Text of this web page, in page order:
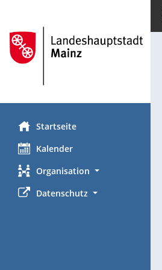
Startseite
Kalender
Organisation
Datenschutz